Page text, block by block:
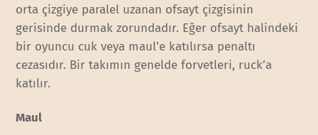
orta çizgiye paralel uzanan ofsayt çizgisinin
gerisinde durmak zorundadır. Eğer ofsayt halindeki
bir oyuncu cuk veya maul’e katılırsa penaltı
cezasıdır. Bir takımın genelde forvetleri, ruck’a
katılır.
Maul